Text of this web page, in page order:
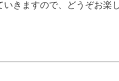
きますので、どうぞお楽